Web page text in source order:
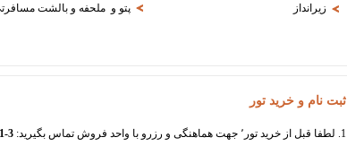
زیرانداز پتو و ملحفه و بالشت
ثبت نام و خرید تور
1. لطفا قبل از خرید تور٬ جهت هماهنگی و رزرو با واحد فروش تماس بگیرید: 3-88974001 - 021